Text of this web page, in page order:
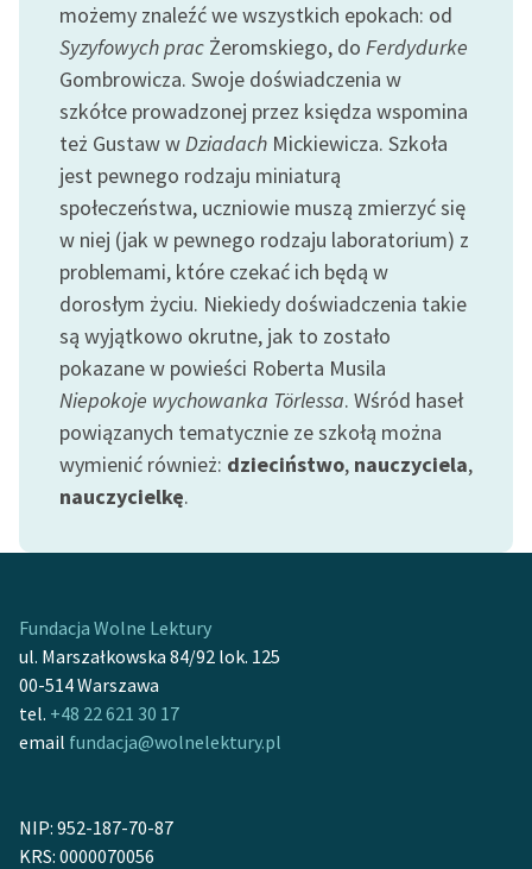
Odkurzamy bohaterów
Szkoła Poezji Wolnych
Lektur
O nas
Kontakt
O projekcie
Zespół
Zasady wykorzystania
Wolnych Lektur
Logotypy
Materiały promocyjne
Polityka prywatności
Dane fundacji i
sprawozdania finansowe
Regulamin darowizn
Deklaracja dostępności
możemy znaleźć we wszystkich epokach: od
Syzyfowych prac Żeromskiego, do Ferdydurke
Gombrowicza. Swoje doświadczenia w
szkółce prowadzonej przez księdza wspomina
też Gustaw wDziadach Mickiewicza. Szkoła
jest pewnego rodzaju miniaturą
społeczeństwa, uczniowie muszą zmierzyć się
w niej (jak w pewnego rodzaju laboratorium) z
problemami, które czekać ich będą w
dorosłym życiu. Niekiedy doświadczenia takie
są wyjątkowo okrutne, jak to zostało
pokazane w powieści Roberta Musila
Niepokoje wychowanka Törlessa. Wśród haseł
powiązanych tematycznie ze szkołą można
wymienić również: dzieciństwo, nauczyciela,
nauczycielkę.
Fundacja Wolne Lektury
ul. Marszałkowska 84/92 lok. 125
00-514 Warszawa
tel. +48 22 621 30 17
email fundacja@wolnelektury.pl
NIP: 952-187-70-87
KRS: 0000070056